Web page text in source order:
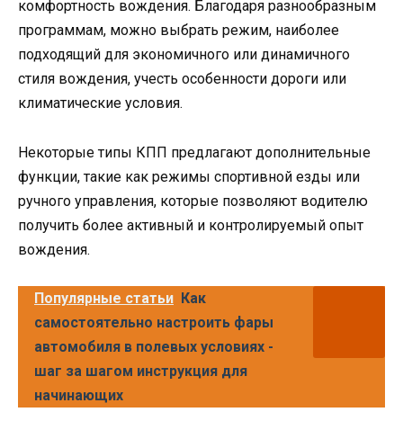
комфортность вождения. Благодаря разнообразным
программам, можно выбрать режим, наиболее
подходящий для экономичного или динамичного
стиля вождения, учесть особенности дороги или
климатические условия.
Некоторые типы КПП предлагают дополнительные
функции, такие как режимы спортивной езды или
ручного управления, которые позволяют водителю
получить более активный и контролируемый опыт
вождения.
Популярные статьи Как
самостоятельно настроить фары
автомобиля в полевых условиях -
шаг за шагом инструкция для
начинающих